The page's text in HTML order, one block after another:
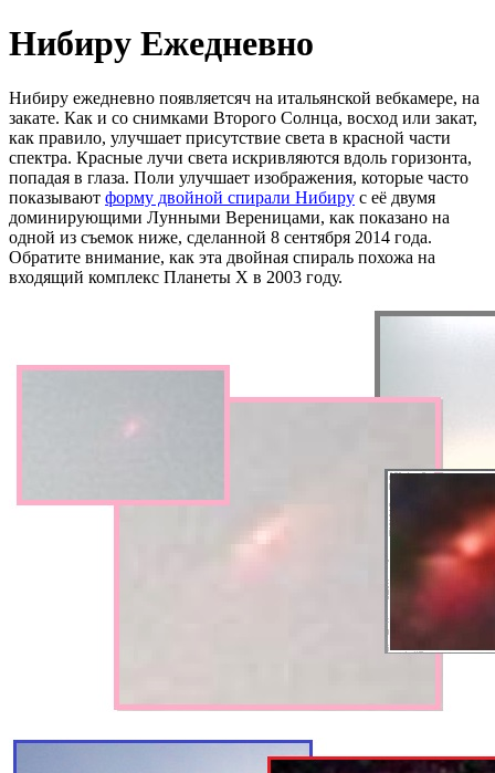
Нибиру Ежедневно
Нибиру ежедневно появляетсяч на итальянской вебкамере, на
закате. Как и со снимками Второго Солнца, восход или закат,
как правило, улучшает присутствие света в красной части
спектра. Красные лучи света искривляются вдоль горизонта,
попадая в глаза. Поли улучшает изображения, которые часто
показывают форму двойной спирали Нибиру с её двумя
доминирующими Лунными Вереницами, как показано на
одной из съемок ниже, сделанной 8 сентября 2014 года.
Обратите внимание, как эта двойная спираль похожа на
входящий комплекс Планеты X в 2003 году.